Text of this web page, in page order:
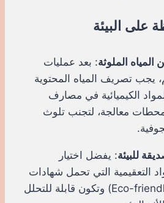
المياه الملوثة: بعد عمليات
يجب تصريف المياه المحتوية
الكيميائية في مصارف
معالجة، لتجنب تلوث
للبيئة: يفضل اختيار
التعقيمية التي تحمل شهادات
صديقة للبيئة (Eco-friendly) وتكون قابلة للتحلل